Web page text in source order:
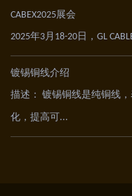
CABEX2025展会
2025年3月18-20日，GL
镀锡铜线介绍
描述： 镀锡铜线是纯铜线
化，提高可...